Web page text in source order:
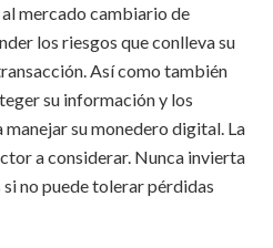
mercado cambiario de
los riesgos que conlleva su
Así como también
su información y los
su monedero digital. La
a considerar. Nunca invierta
no puede tolerar pérdidas